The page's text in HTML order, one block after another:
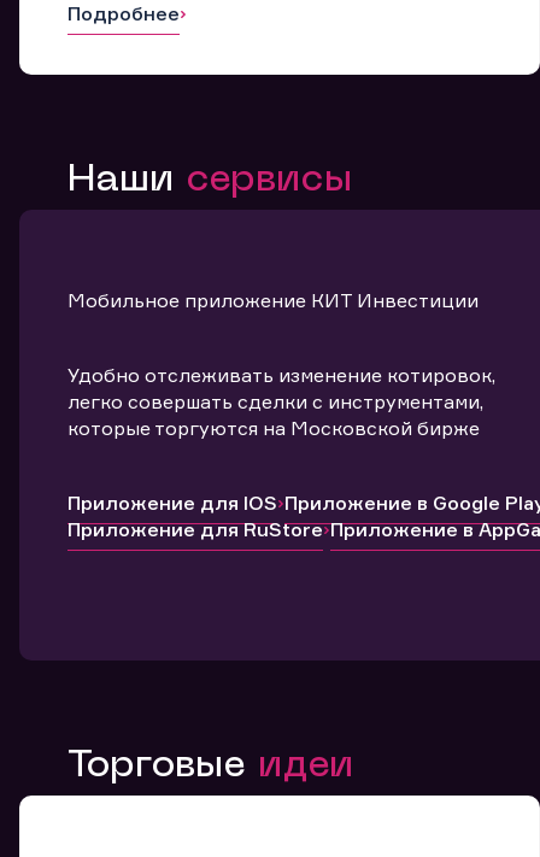
Подробнее
Наши сервисы
Мобильное приложение КИТ Инвестиции
Удобно отслеживать изменение котировок,
легко совершать сделки с инструментами,
которые торгуются на Московской бирже
Приложение для IOS Приложение в Google
Приложение для RuStore Приложение в
Торговые идеи